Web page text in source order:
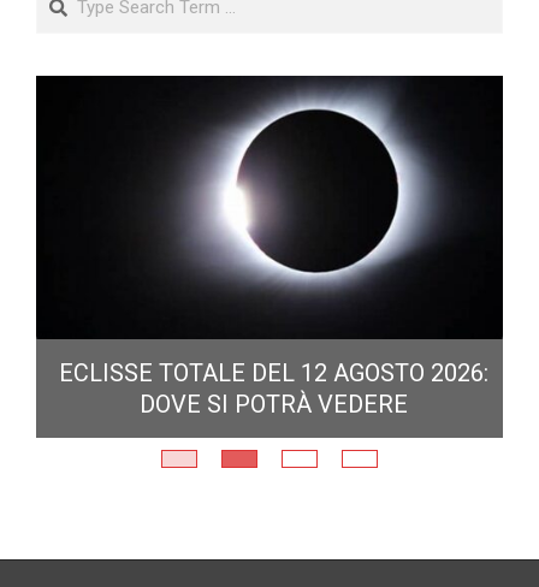
ECLISSE TOTALE DEL 12 AGOSTO 2026:
DOVE SI POTRÀ VEDERE